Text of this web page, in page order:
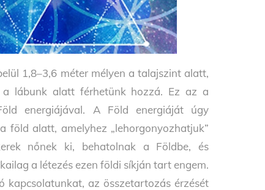
1,8–3,6 méter mélyen a talajszint alatt,
a lábunk alatt férhetünk hozzá. Ez az a
energiájával. A Föld energiáját úgy
föld alatt, amelyhez „lehorgonyozhatjuk”
nőnek ki, behatolnak a Földbe, és
a létezés ezen földi síkján tart engem.
kapcsolatunkat, az összetartozás érzését